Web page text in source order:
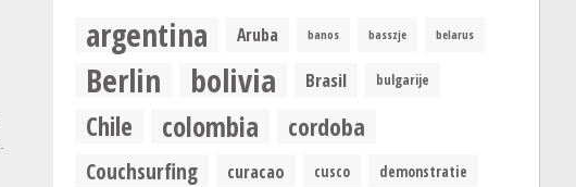
argentina Aruba banos basszje belarus
Berlin bolivia Brasil bulgarije
Chile colombia cordoba
Couchsurfing curacao cusco demonstratie